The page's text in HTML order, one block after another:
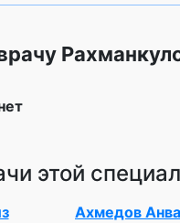
этой
Ахмедов